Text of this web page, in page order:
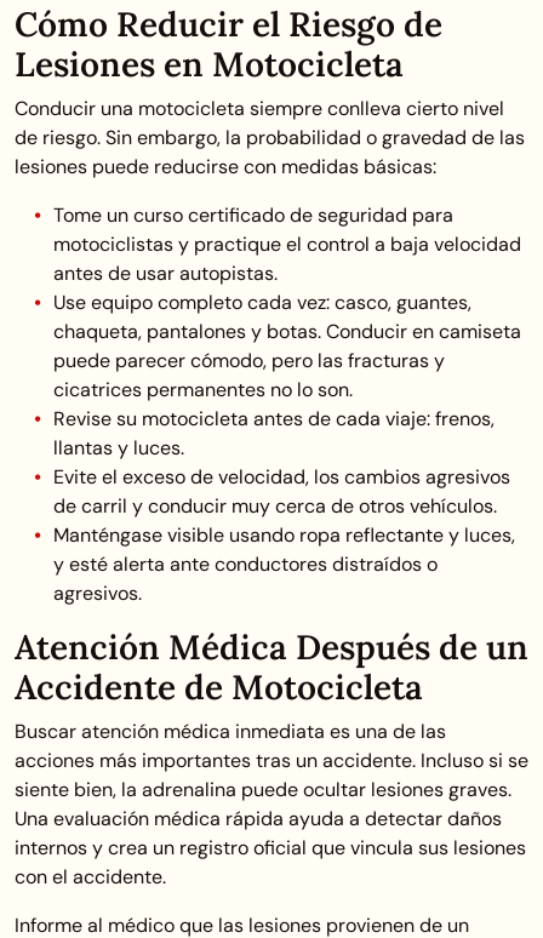
Cómo Reducir el Riesgo de
Lesiones en Motocicleta
Conducir una motocicleta siempre conlleva cierto nivel
de riesgo. Sin embargo, la probabilidad o gravedad de las
lesiones puede reducirse con medidas básicas:
Tome un curso certificado de seguridad para
motociclistas y practique el control a baja velocidad
antes de usar autopistas.
Use equipo completo cada vez: casco, guantes,
chaqueta, pantalones y botas. Conducir en camiseta
puede parecer cómodo, pero las fracturas y
cicatrices permanentes no lo son.
Revise su motocicleta antes de cada viaje: frenos,
llantas y luces.
Evite el exceso de velocidad, los cambios agresivos
de carril y conducir muy cerca de otros vehículos.
Manténgase visible usando ropa reflectante y luces,
y esté alerta ante conductores distraídos o
agresivos.
Atención Médica Después de un
Accidente de Motocicleta
Buscar atención médica inmediata es una de las
acciones más importantes tras un accidente. Incluso si se
siente bien, la adrenalina puede ocultar lesiones graves.
Una evaluación médica rápida ayuda a detectar daños
internos y crea un registro oficial que vincula sus lesiones
con el accidente.
Informe al médico que las lesiones provienen de un